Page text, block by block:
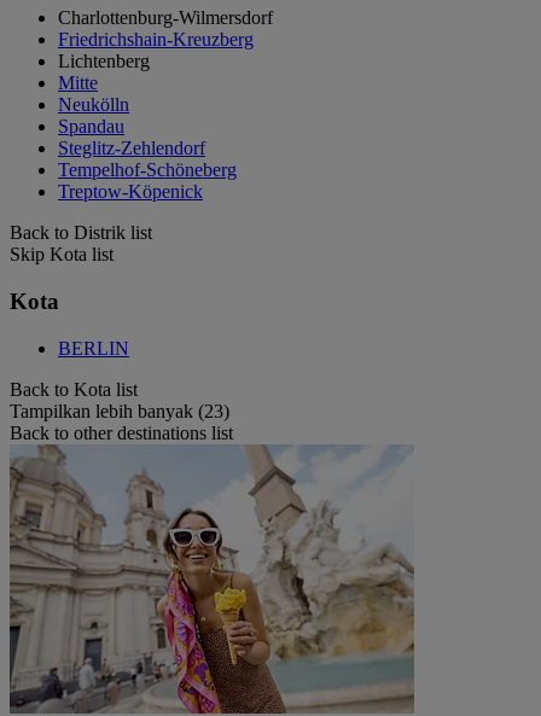
Charlottenburg-Wilmersdorf
Friedrichshain-Kreuzberg
Lichtenberg
Mitte
Neukölln
Spandau
Steglitz-Zehlendorf
Tempelhof-Schöneberg
Treptow-Köpenick
Back to Distrik list
Skip Kota list
Kota
BERLIN
Back to Kota list
Tampilkan lebih banyak (23)
Back to other destinations list